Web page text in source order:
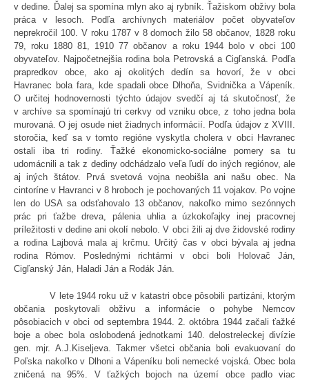
v dedine. Ďalej sa spomína mlyn ako aj rybník. Ťažiskom obživy bola
práca v lesoch. Podľa archívnych materiálov počet obyvateľov
neprekročil 100. V roku 1787 v 8 domoch žilo 58 občanov, 1828 roku
79, roku 1880 81, 1910 77 občanov a roku 1944 bolo v obci 100
obyvateľov. Najpočetnejšia rodina bola Petrovská a Cigľanská. Podľa
prapredkov obce, ako aj okolitých dedín sa hovorí, že v obci
Havranec bola fara, kde spadali obce Dlhoňa, Svidnička a Vápeník.
O určitej hodnovernosti týchto údajov svedčí aj tá skutočnosť, že
v archíve sa spomínajú tri cerkvy od vzniku obce, z toho jedna bola
murovaná. O jej osude niet žiadnych informácií. Podľa údajov z XVIII.
storočia, keď sa v tomto regióne vyskytla cholera v obci Havranec
ostali iba tri rodiny. Ťažké ekonomicko-sociálne pomery sa tu
udomácnili a tak z dediny odchádzalo veľa ľudí do iných regiónov, ale
aj iných štátov. Prvá svetová vojna neobišla ani našu obec. Na
cintoríne v Havranci v 8 hroboch je pochovaných 11 vojakov. Po vojne
len do USA sa odsťahovalo 13 občanov, nakoľko mimo sezónnych
prác pri ťažbe dreva, pálenia uhlia a úzkokoľajky inej pracovnej
príležitosti v dedine ani okolí nebolo. V obci žili aj dve židovské rodiny
a rodina Lajbová mala aj krčmu. Určitý čas v obci bývala aj jedna
rodina Rómov. Poslednými richtármi v obci boli Holovač Ján,
Cigľanský Ján, Haladi Ján a Rodák Ján.
V lete 1944 roku už v katastri obce pôsobili partizáni, ktorým
občania poskytovali obživu a informácie o pohybe Nemcov
pôsobiacich v obci od septembra 1944. 2. októbra 1944 začali ťažké
boje a obec bola oslobodená jednotkami 140. delostreleckej divízie
gen. mjr. A.J.Kiseljeva. Takmer všetci občania boli evakuovaní do
Poľska nakoľko v Dlhoni a Vápeníku boli nemecké vojská. Obec bola
zničená na 95%. V ťažkých bojoch na území obce padlo viac